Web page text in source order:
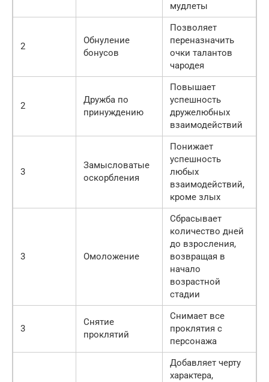
мудлеты
2
Обнуление
бонусов
Позволяет
переназначить
очки талантов
чародея
2
Дружба по
принуждению
Повышает
успешность
дружелюбных
взаимодействий
3
Замысловатые
оскорбления
Понижает
успешность
любых
взаимодействий,
кроме злых
3 Омоложение
Сбрасывает
количество дней
до взросления,
возвращая в
начало
возрастной
стадии
3
Снятие
проклятий
Снимает все
проклятия с
персонажа
Добавляет черту
характера,